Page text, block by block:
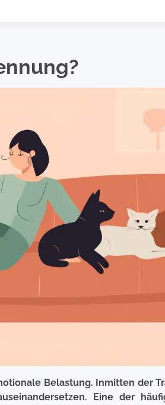
Belastung. Inmitten der
Eine der